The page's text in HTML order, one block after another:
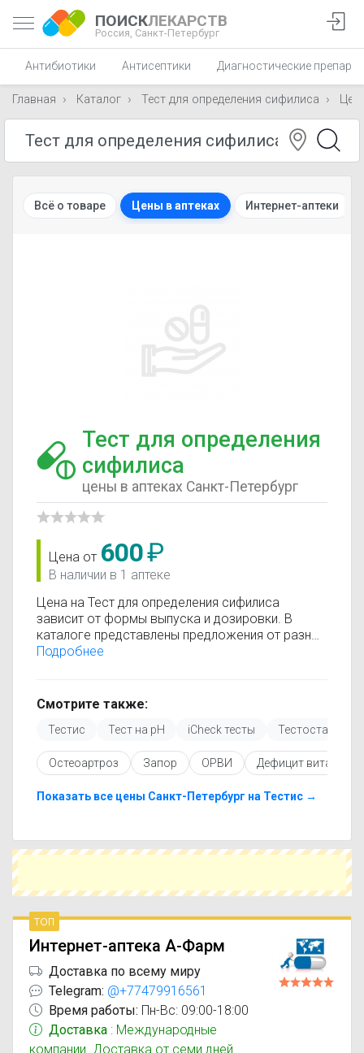
ПОИСКЛЕКАРСТВ
Россия, Санкт-Петербург
Антибиотики Антисептики Диагностические
Главная Каталог Тест для определения сифилиса
Всё о товаре Цены в аптеках Интернет-аптеки
Тест для определения
сифилиса
цены в аптеках Санкт-Петербург
Цена от 600₽
В наличии в 1 аптеке
Цена на Тест для определения сифилиса
зависит от формы выпуска и дозировки. В
каталоге представлены предложения от разных
аптек, что позволяет быстро найти, где купить
регулярно обновляется, поэтому вы видите
только актуальные данные.
Перед покупкой рекомендуется ознакомиться с
инструкцией по применению, показаниями и
противопоказаниями. При необходимости вы
определения сифилиса с похожим
Чтобы купить Тест для определения сифилиса в
сэкономить время и выбрать оптимальный
вариант по цене и наличию.
Подробнее
Смотрите также:
Тестис Тест на pH iCheck тесты Тестостам
Остеоартроз Запор ОРВИ Дефицит
Показать все цены Санкт-Петербург на Тестис →
топ
Интернет-аптека А-Фарм
Доставка по всему миру
Telegram: @+77479916561
Время работы: Пн-Вс: 09:00-18:00
Доставка : Международные
компании. Доставка от семи дней